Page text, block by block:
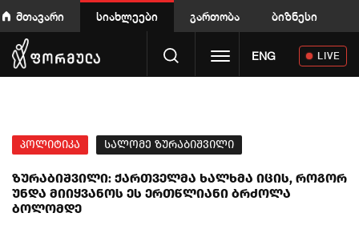
მთავარი სიახლეები გართობა ბიზნესი
Toggle navigation
ENG LIVE
პოლიტიკა სალომე ზურაბიშვილი
ზურაბიშვილი: ქართველმა ხალხმა იცის, როგორ
უნდა მიიყვანოს ეს ერთწლიანი ბრძოლა
ბოლომდე